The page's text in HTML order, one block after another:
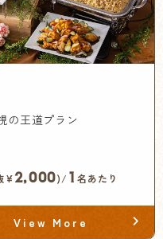
の王道プラン
¥2,000)/ 1 名あたり
View More